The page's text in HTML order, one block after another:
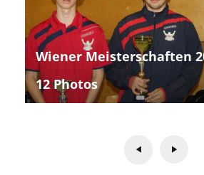
Wiener Meisterschaften
12 Photos